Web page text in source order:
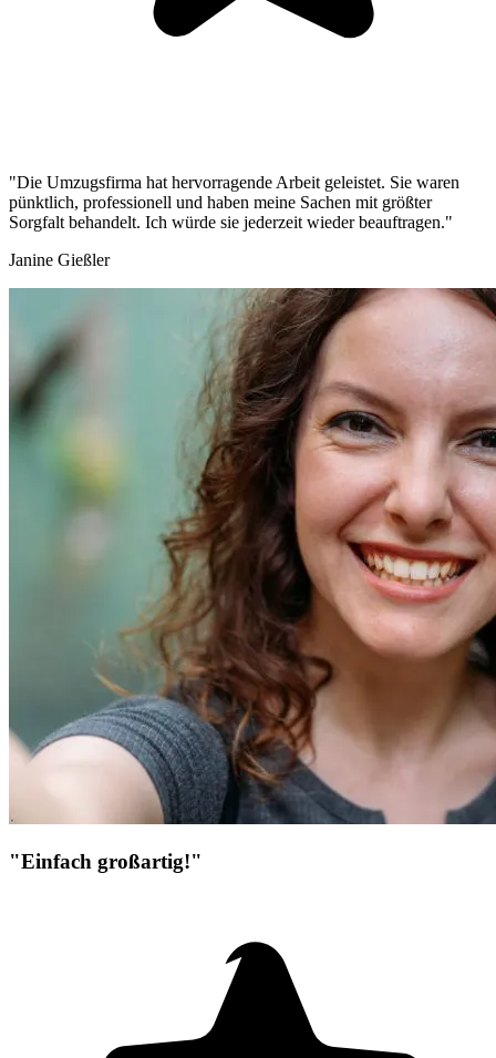
"Die Umzugsfirma hat hervorragende Arbeit geleistet. Sie waren
pünktlich, professionell und haben meine Sachen mit größter
Sorgfalt behandelt. Ich würde sie jederzeit wieder beauftragen."
Janine Gießler
"Einfach großartig!"